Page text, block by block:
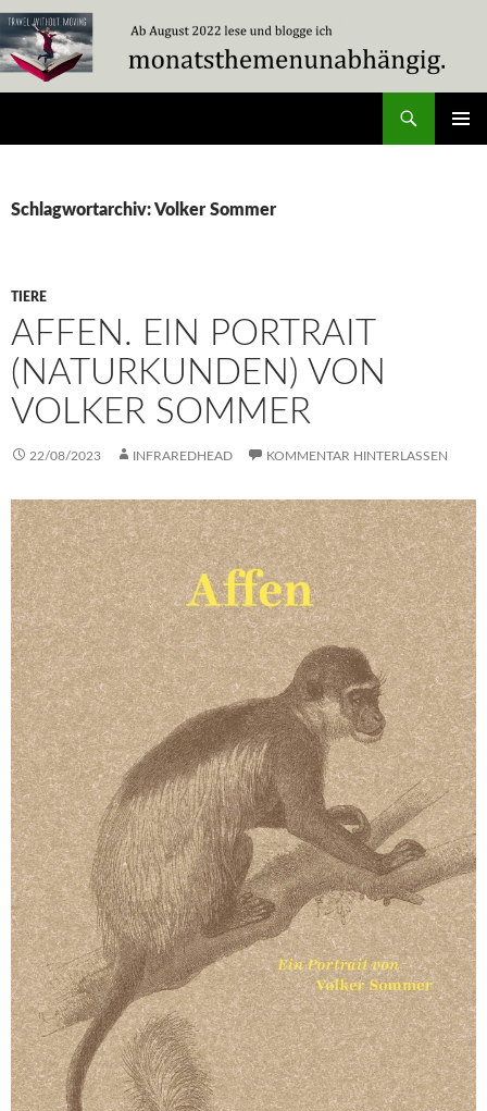
Zum
Inhalt
springen
Schlagwortarchiv: Volker Sommer
TIERE
AFFEN. EIN PORTRAIT
(NATURKUNDEN) VON
VOLKER SOMMER
22/08/2023 INFRAREDHEAD KOMMENTAR HINTERLASSEN